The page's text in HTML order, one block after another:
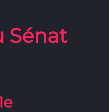
Sénat